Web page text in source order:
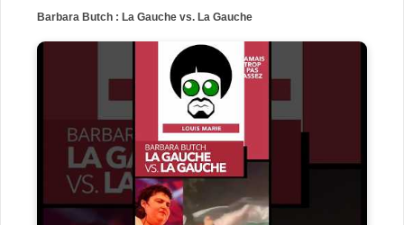
Barbara Butch : La Gauche vs. La Gauche